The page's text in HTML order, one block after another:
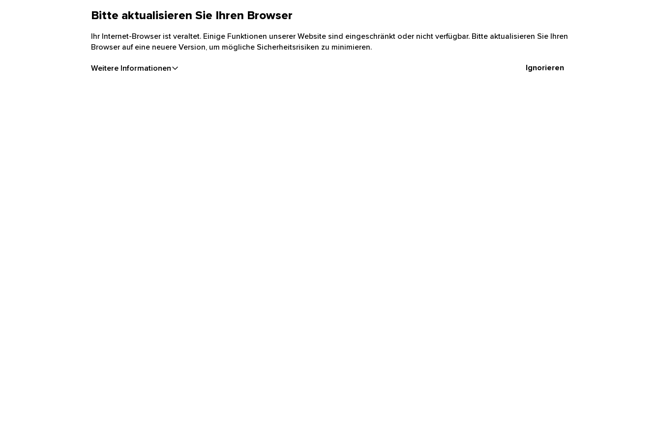
Bitte aktualisieren Sie Ihren Browser
Ihr Internet-Browser ist veraltet. Einige Funktionen unserer Website sind eingeschränkt oder nicht verfügbar. Bitte aktualisieren Sie Ihren
Browser auf eine neuere Version, um mögliche Sicherheitsrisiken zu minimieren.
Weitere Informationen Ignorieren